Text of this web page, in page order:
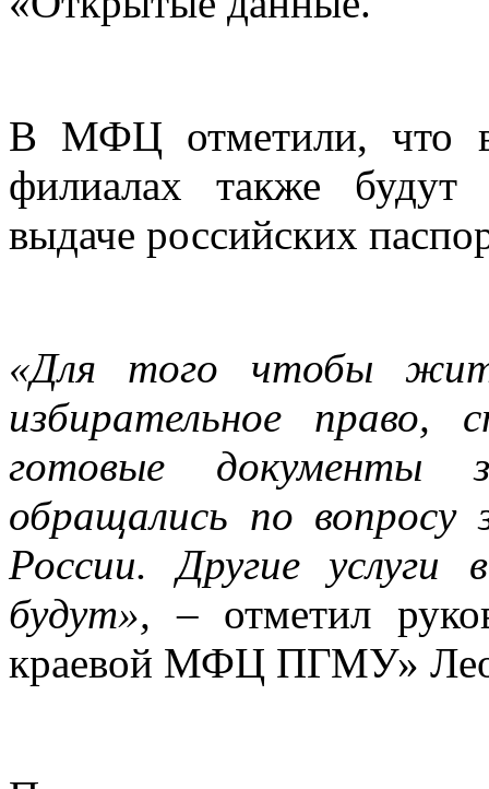
В МФЦ отметили, что в
филиалах также
выдаче российских
«Для того чтобы
избирательное право,
готовые документы
обращались по
России. Другие
будут», – отметил
краевой МФЦ ПГМУ»